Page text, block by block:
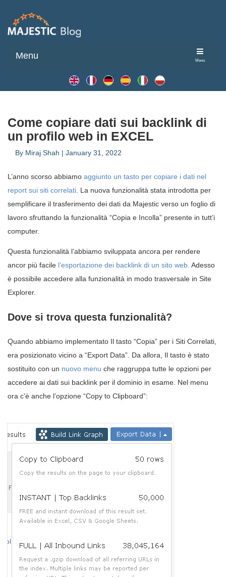
Menu
Menu
Come copiare dati sui backlink di
un profilo web in EXCEL
By Miraj Shah | January 31, 2022
L’anno scorso abbiamo aggiunto un tasto per copiare i dati nel
report sui siti correlati . La nuova funzionalità stata introdotta per
semplificare il trasferimento dei dati da Majestic verso un foglio di
lavoro sfruttando la funzionalità “Copia e Incolla” presente in tutt’i
computer.
Questa funzionalità l’abbiamo sviluppata ancora per rendere
ancor più facile l’esportazione dei backlink di un sito web. Adesso
è possibile accedere alla funzionalità in modo trasversale in Site
Explorer.
Dove si trova questa funzionalità?
Quando abbiamo implementato Il tasto “Copia” per i Siti Correlati,
era posizionato vicino a “Export Data”. Da allora, Il tasto è stato
sostituito con un nuovo menu che raggruppa tutte le opzioni per
accedere ai dati sui backlink per il dominio in esame. Nel menu
ora c’è anche l’opzione “Copy to Clipboard”: